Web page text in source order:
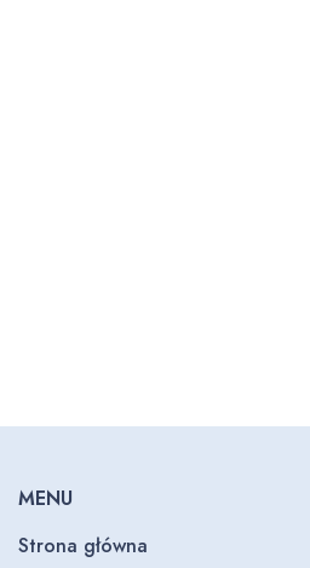
MENU
Strona główna